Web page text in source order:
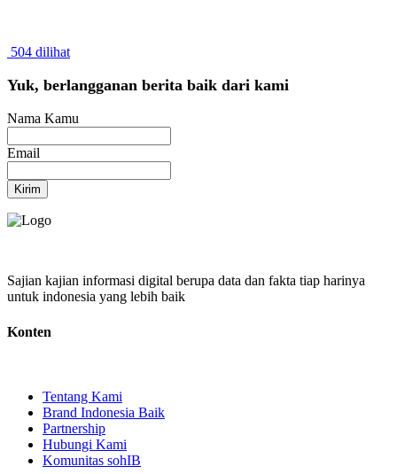
504 dilihat
Yuk, berlangganan berita baik dari kami
Nama Kamu
Email
Kirim
Sajian kajian informasi digital berupa data dan fakta tiap harinya
untuk indonesia yang lebih baik
Konten
Tentang Kami
Brand Indonesia Baik
Partnership
Hubungi Kami
Komunitas sohIB